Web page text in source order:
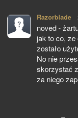
Razorblade
noved -
jak to co,
zostało
No nie
skorzystać
za niego